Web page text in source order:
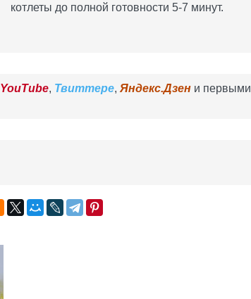
котлеты до полной готовности 5-7 минут.
YouTube, Твиттере, Яндекс.Дзен и первыми